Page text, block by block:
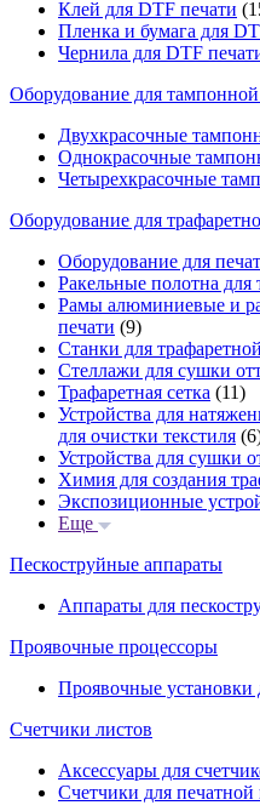
Клей для DTF печати
Пленка и бумага для
Чернила для DTF
Оборудование для тампонной
Двухкрасочные
Однокрасочные
Четырехкрасочные
Оборудование для
Оборудование для
Ракельные полотна для
Рамы алюминиевые и
печати (9)
Станки для
Стеллажи для сушки
Трафаретная сетка (11)
Устройства для
для очистки текстиля
Устройства для сушки
Химия для создания
Экспозиционные
Еще
Пескоструйные аппараты
Аппараты для
Проявочные процессоры
Проявочные установки
Счетчики листов
Аксессуары для
Счетчики для